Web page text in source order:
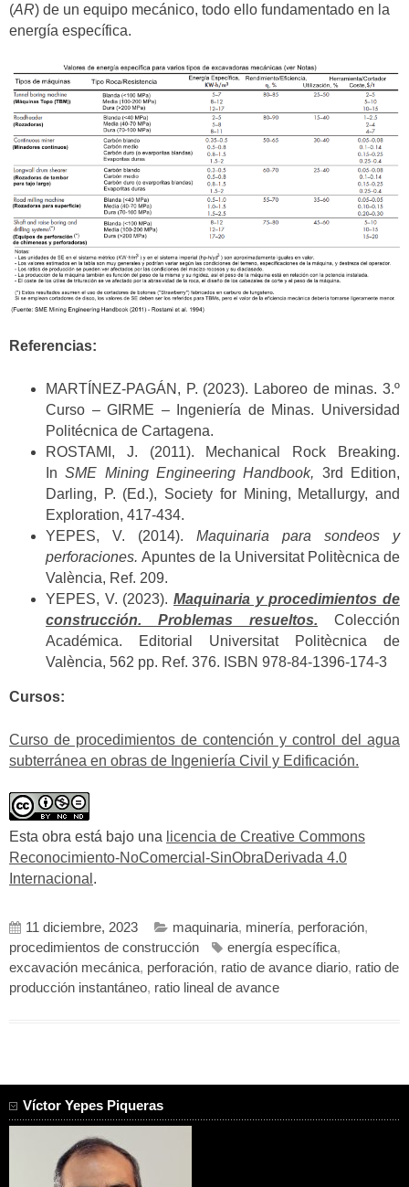
(AR) de un equipo mecánico, todo ello fundamentado en la
energía específica.
Referencias:
MARTÍNEZ-PAGÁN, P. (2023). Laboreo de minas. 3.º
Curso – GIRME – Ingeniería de Minas. Universidad
Politécnica de Cartagena.
ROSTAMI, J. (2011). Mechanical Rock Breaking.
InSME Mining Engineering Handbook, 3rd Edition,
Darling, P. (Ed.), Society for Mining, Metallurgy, and
Exploration, 417-434.
YEPES, V. (2014). Maquinaria para sondeos y
perforaciones. Apuntes de la Universitat Politècnica de
València, Ref. 209.
YEPES, V. (2023). Maquinaria y procedimientos de
construcción. Problemas resueltos. Colección
Académica. Editorial Universitat Politècnica de
València, 562 pp. Ref. 376. ISBN 978-84-1396-174-3
Cursos:
Curso de procedimientos de contención y control del agua
subterránea en obras de Ingeniería Civil y Edificación.
Esta obra está bajo una licencia de Creative Commons
Reconocimiento-NoComercial-SinObraDerivada 4.0
Internacional .
11 diciembre, 2023 maquinaria, minería, perforación,
procedimientos de construcción
energía específica,
excavación mecánica, perforación, ratio de avance diario, ratio de
producción instantáneo, ratio lineal de avance
Víctor Yepes Piqueras